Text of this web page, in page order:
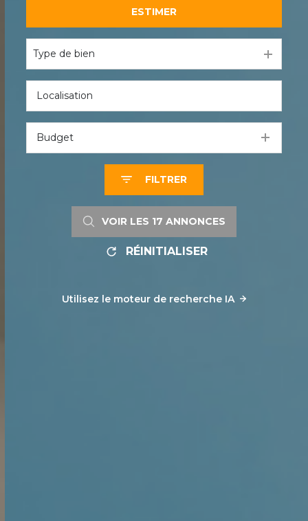
ESTIMER
Type de bien
Budget
FILTRER
VOIR LES 17 ANNONCES
RÉINITIALISER
Utilisez le moteur de recherche IA